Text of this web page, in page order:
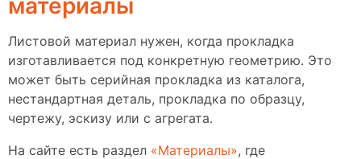
Листовой материал нужен, когда прокладка
изготавливается под конкретную геометрию. Это
может быть серийная прокладка из каталога,
нестандартная деталь, прокладка по образцу,
чертежу, эскизу или с агрегата.
На сайте есть раздел «Материалы», где